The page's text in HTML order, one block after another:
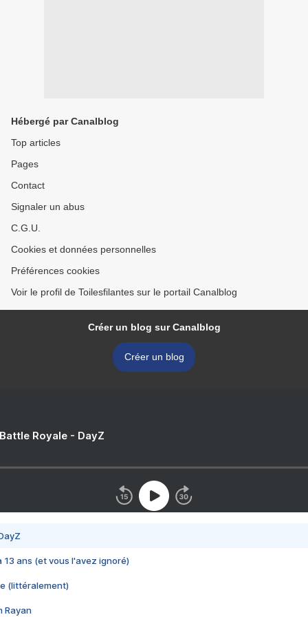
Hébergé par Canalblog
Top articles
Pages
Contact
Signaler un abus
C.G.U.
Cookies et données personnelles
Préférences cookies
Voir le profil de Toilesfilantes sur le portail Canalblog
Créer un blog sur Canalblog
Créer un blog
Royale - DayZ
13 ans (et vous l'avez ignoré)
(littéralement)
Rayan